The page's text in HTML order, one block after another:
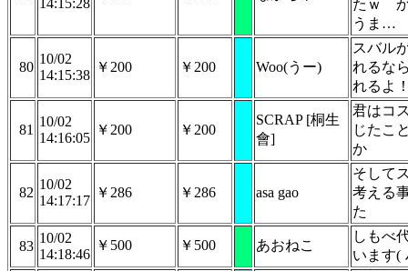
14:15:28
たｗ
うま…
80
10/02
14:15:38
￥200 ￥200 Woo(うー)
スバル
れるな
れるよ
81
10/02
14:16:05
￥200 ￥200
SCRAP [桐生
會]
君はコ
じたこ
か
82
10/02
14:17:17
￥286 ￥286 asa gao
そして
考える
た
83
10/02
14:18:46
￥500 ￥500 あおねこ
しもべ
います(